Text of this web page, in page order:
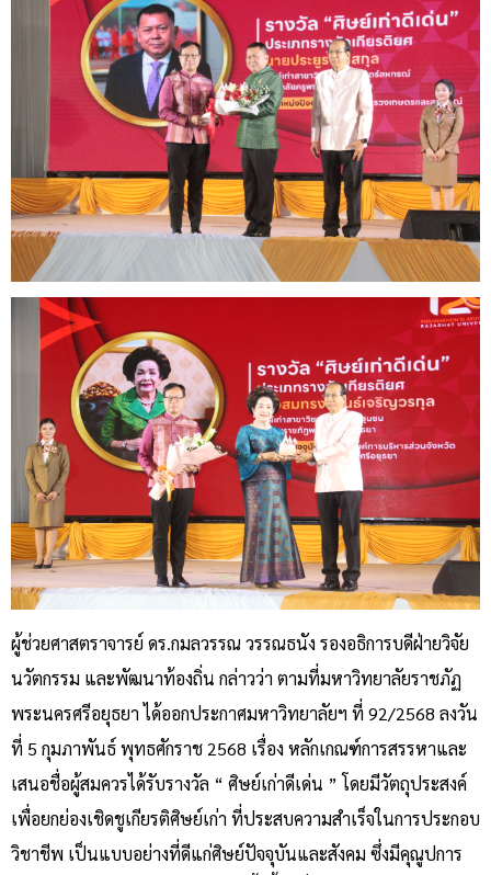
ผู้ช่วยศาสตราจารย์ ดร.กมลวรรณ วรรณธนัง รองอธิการบดีฝ่ายวิจัย
นวัตกรรม และพัฒนาท้องถิ่น กล่าวว่า ตามที่มหาวิทยาลัยราชภัฏ
พระนครศรีอยุธยา ได้ออกประกาศมหาวิทยาลัยฯ ที่ 92/2568 ลงวัน
ที่ 5 กุมภาพันธ์ พุทธศักราช 2568 เรื่อง หลักเกณฑ์การสรรหาและ
เสนอชื่อผู้สมควรได้รับรางวัล “ ศิษย์เก่าดีเด่น ” โดยมีวัตถุประสงค์
เพื่อยกย่องเชิดชูเกียรติศิษย์เก่า ที่ประสบความสำเร็จในการประกอบ
วิชาชีพ เป็นแบบอย่างที่ดีแก่ศิษย์ปัจจุบันและสังคม ซึ่งมีคุณูปการ